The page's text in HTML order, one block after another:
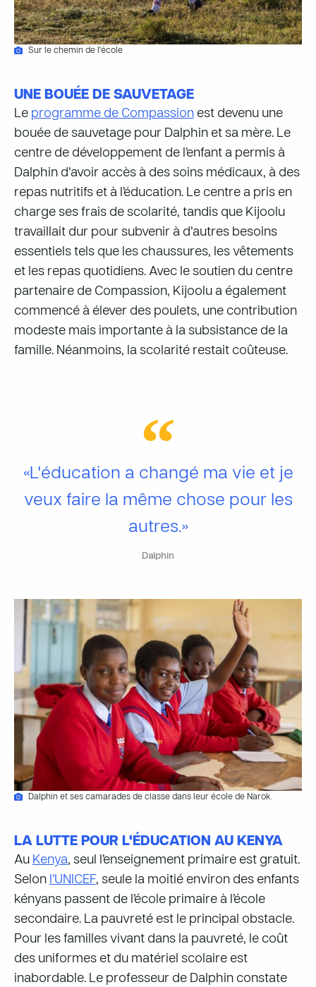
Sur le chemin de l'école
UNE BOUÉE DE SAUVETAGE
Le programme de Compassion est devenu une
bouée de sauvetage pour Dalphin et sa mère. Le
centre de développement de l’enfant a permis à
Dalphin d’avoir accès à des soins médicaux, à des
repas nutritifs et à l’éducation. Le centre a pris en
charge ses frais de scolarité, tandis que Kijoolu
travaillait dur pour subvenir à d’autres besoins
essentiels tels que les chaussures, les vêtements
et les repas quotidiens. Avec le soutien du centre
partenaire de Compassion, Kijoolu a également
commencé à élever des poulets, une contribution
modeste mais importante à la subsistance de la
famille. Néanmoins, la scolarité restait coûteuse.
«L'éducation a changé ma vie et je
veux faire la même chose pour les
autres.»
Dalphin
Dalphin et ses camarades de classe dans leur école de Narok.
LA LUTTE POUR L'ÉDUCATION AU KENYA
Au Kenya, seul l’enseignement primaire est gratuit.
Selon l’UNICEF, seule la moitié environ des enfants
kényans passent de l’école primaire à l’école
secondaire. La pauvreté est le principal obstacle.
Pour les familles vivant dans la pauvreté, le coût
des uniformes et du matériel scolaire est
inabordable. Le professeur de Dalphin constate